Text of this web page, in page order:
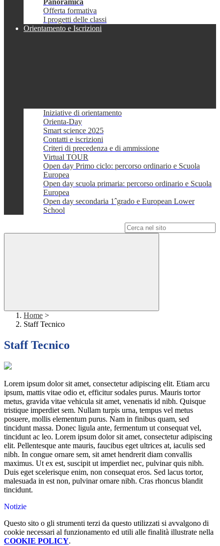
Panoramica
Offerta formativa
I progetti delle classi
Orientamento e Iscrizioni
Iniziative di orientamento
Orienta-Day
Smart science 2025
Contatti e iscrizioni
Criteri di precedenza e di ammissione
Virtual TOUR
Open day Primo ciclo: percorso ordinario e Scuola
Europea
Open day scuola primaria: percorso ordinario e Scuola
Europea
Open day secondaria 1ˆgrado e European Lower
School
Home >
Staff Tecnico
Staff Tecnico
Lorem ipsum dolor sit amet, consectetur adipiscing elit. Etiam arcu
ipsum, mattis vitae odio et, efficitur sodales purus. Mauris tortor
metus, gravida vitae vehicula sit amet, venenatis id nibh. Quisque
tristique imperdiet sem. Nullam turpis urna, tempus vel metus
posuere, mollis elementum purus. Nam in finibus quam, sed
tincidunt massa. Donec ligula ante, fermentum ut consequat vel,
tincidunt ac leo. Lorem ipsum dolor sit amet, consectetur adipiscing
elit. Pellentesque ante mauris, faucibus eget ultrices at, iaculis sed
nibh. In congue ornare sem, sit amet hendrerit diam convallis
maximus. Ut ex est, suscipit ut imperdiet nec, pulvinar quis nibh.
Duis eget scelerisque enim, non consequat eros. Sed lacus tortor,
malesuada in est non, pulvinar ornare nibh. Cras rhoncus blandit
tincidunt.
Notizie
Questo sito o gli strumenti terzi da questo utilizzati si avvalgono di
cookie necessari al funzionamento ed utili alle finalità illustrate nella
COOKIE POLICY.